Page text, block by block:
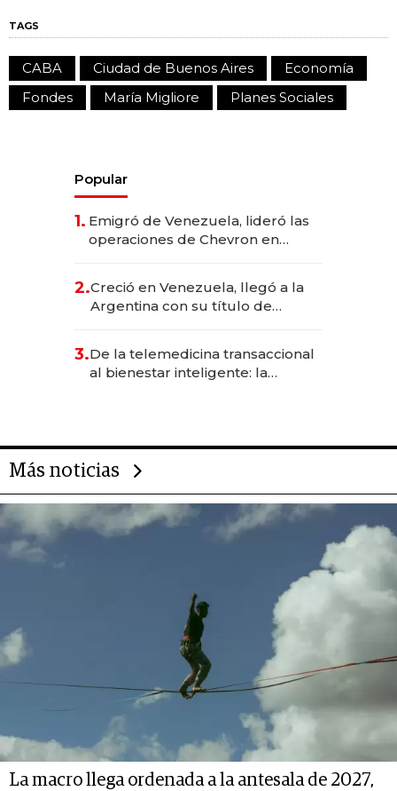
TAGS
CABA Ciudad de Buenos Aires
Economía
Fondes
María Migliore Planes Sociales
Popular
1. Emigró de Venezuela, lideró las
operaciones de Chevron en
2.Creció en Venezuela, llegó a la
Argentina con su título de
las marcas "fast premium"
3.De la telemedicina transaccional
al bienestar inteligente: la
Más noticias
La macro llega ordenada a la antesala de 2027,